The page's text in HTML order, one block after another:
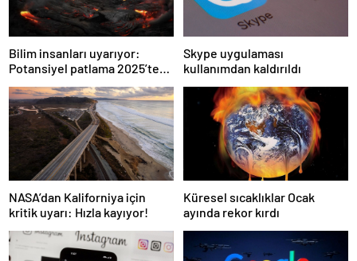
Bilim insanları uyarıyor:
Potansiyel patlama 2025’te
bekleniyor!
Skype uygulaması
kullanımdan kaldırıldı
NASA’dan Kaliforniya için
kritik uyarı: Hızla kayıyor!
Küresel sıcaklıklar Ocak
ayında rekor kırdı